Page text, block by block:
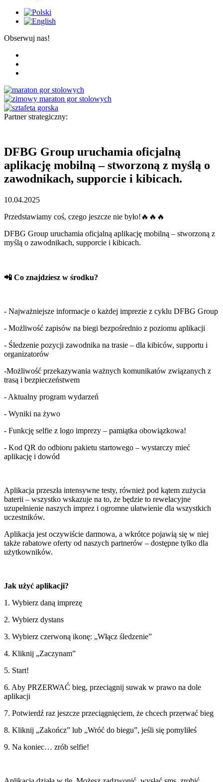
Obserwuj nas!
Partner strategiczny:
DFBG Group uruchamia oficjalną
aplikację mobilną – stworzoną z myślą o
zawodnikach, supporcie i kibicach.
10.04.2025
Przedstawiamy coś, czego jeszcze nie było!🔥🔥🔥
DFBG Group uruchamia oficjalną aplikację mobilną – stworzoną z
myślą o zawodnikach, supporcie i kibicach.
📲 Co znajdziesz w środku?
- Najważniejsze informacje o każdej imprezie z cyklu DFBG Group
- Możliwość zapisów na biegi bezpośrednio z poziomu aplikacji
- Śledzenie pozycji zawodnika na trasie – dla kibiców, supportu i
organizatorów
-Możliwość przekazywania ważnych komunikatów związanych z
trasą i bezpieczeństwem
- Aktualny program wydarzeń
- Wyniki na żywo
- Funkcję selfie z logo imprezy – pamiątka obowiązkowa!
- Kod QR do odbioru pakietu startowego – wystarczy mieć
aplikację i dowód
Aplikacja przeszła intensywne testy, również pod kątem zużycia
baterii – wszystko wskazuje na to, że będzie to rewelacyjne
uzupełnienie naszych imprez i ogromne ułatwienie dla wszystkich
uczestników.
Aplikacja jest oczywiście darmowa, a wkrótce pojawią się w niej
także rabatowe oferty od naszych partnerów – dostępne tylko dla
użytkowników.
Jak użyć aplikacji?
1. Wybierz daną imprezę
2. Wybierz dystans
3. Wybierz czerwoną ikonę: „Włącz śledzenie”
4. Kliknij „Zaczynam”
5. Start!
6. Aby PRZERWAĆ bieg, przeciągnij suwak w prawo na dole
aplikacji
7. Potwierdź raz jeszcze przeciągnięciem, że chcech przerwać bieg
8. Kliknij „Zakończ” lub „Wróć do biegu”, jeśli się pomyliłeś
9. Na koniec… zrób selfie!